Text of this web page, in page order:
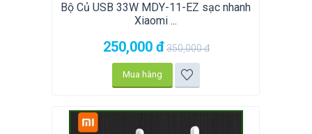
Bộ Củ USB 33W MDY-11-EZ sạc nhanh
Xiaomi ...
250,000 đ350,000đ
Mua hàng